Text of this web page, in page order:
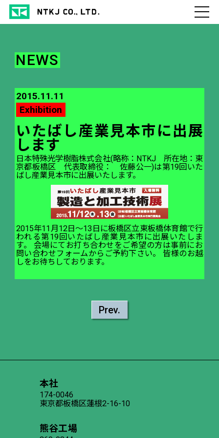
NEWS
2015.11.11
Exhibition
いたばし産業見本市に出展
します
日本特殊光学樹脂株式会社(略称：NTKJ 所在地：東
京都板橋区 代表取締役： 佐藤公一)は第19回いた
ばし産業見本市に出展いたします。
2015年11月12日～13日に板橋区立東板橋体育館で行
われる第19回いたばし産業見本市に出展いたしま
す。 会場にてお打ち合わせをご希望の方は事前にお
問い合わせフォームからご予約下さい。 皆様のお越
しをお待ちしております。
Prev.
本社
174-0046
東京都板橋区蓮根2-16-10
熊谷工場